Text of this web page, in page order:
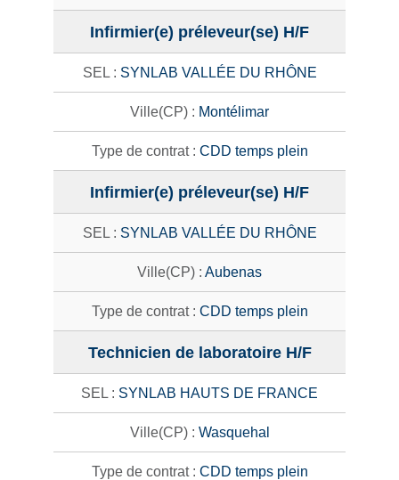
Infirmier(e) préleveur(se) H/F
SYNLAB VALLÉE DU RHÔNE
Montélimar
CDD temps plein
Infirmier(e) préleveur(se) H/F
SYNLAB VALLÉE DU RHÔNE
Aubenas
CDD temps plein
Technicien de laboratoire H/F
SYNLAB HAUTS DE FRANCE
Wasquehal
CDD temps plein